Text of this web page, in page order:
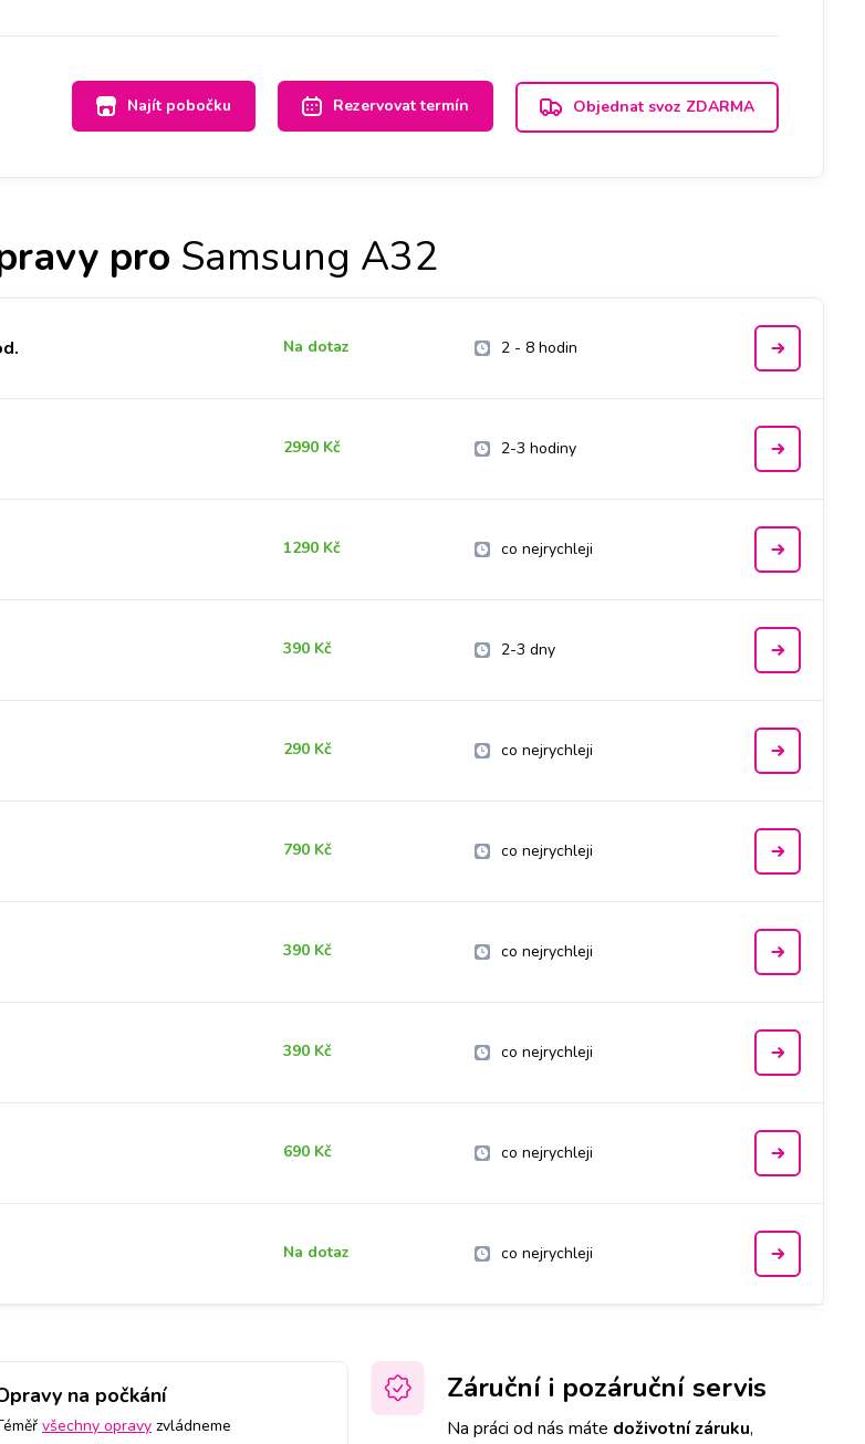
Najít pobočku Rezervovat termín Objednat svoz ZDARMA
pro Samsung A32
Na dotaz 2 - 8 hodin
2990 Kč 2-3 hodiny
1290 Kč co nejrychleji
390 Kč 2-3 dny
290 Kč co nejrychleji
790 Kč co nejrychleji
390 Kč co nejrychleji
390 Kč co nejrychleji
690 Kč co nejrychleji
Na dotaz co nejrychleji
na počkání
všechny opravy zvládneme
Záruční i pozáruční servis
Na práci od nás máte doživotní záruku,